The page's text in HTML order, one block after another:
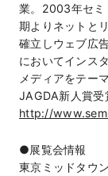
業。2003年セミ
期よりネットと
確立しウェブ広
においてインス
メディアをテー
JAGDA新人賞受
http://
●展覧会情報
東京ミッドタウ